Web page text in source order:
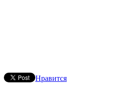
Нравится